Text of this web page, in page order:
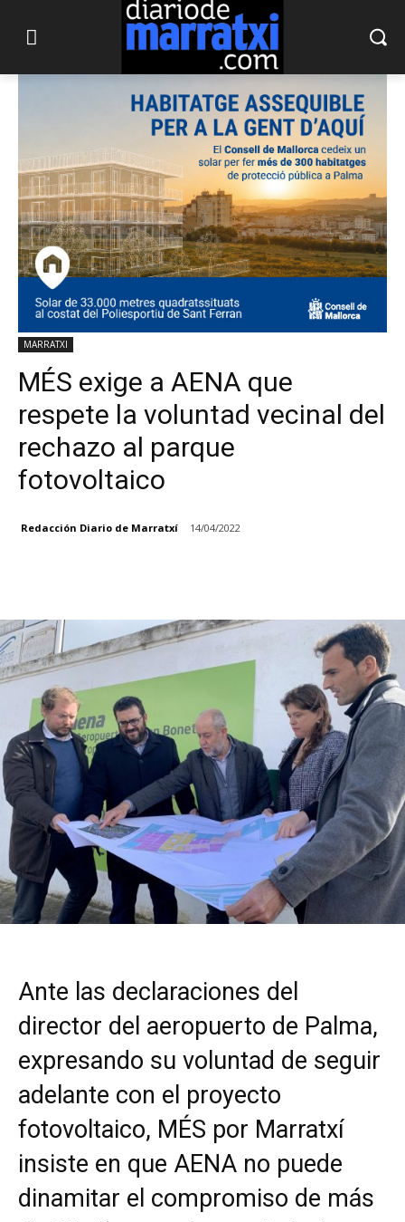
MARRATXI
MÉS exige a AENA que
respete la voluntad vecinal del
rechazo al parque
fotovoltaico
Redacción Diario de Marratxí 14/04/2022
Ante las declaraciones del
director del aeropuerto de Palma,
expresando su voluntad de seguir
adelante con el proyecto
fotovoltaico, MÉS por Marratxí
insiste en que AENA no puede
dinamitar el compromiso de más